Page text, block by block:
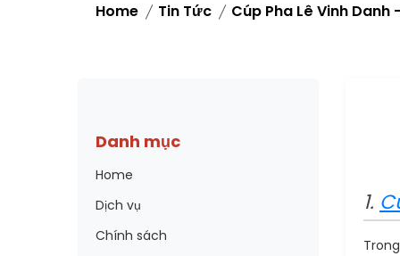
Home Tin Tức Cúp Pha Lê Vinh Danh
1.
Danh mục
Home
Dịch vụ
Chính sách